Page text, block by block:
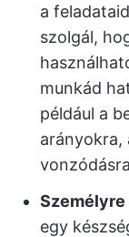
a
szolgál,
munkád
például a
arányokra,
Személyre
egy